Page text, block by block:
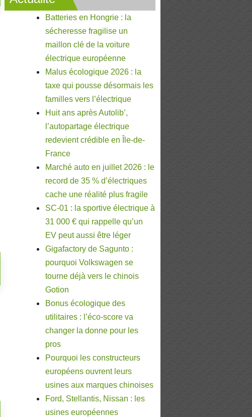
Batteries en Hongrie : la
sécheresse fragilise un
maillon clé de la voiture
électrique européenne
Malus écologique 2026 : la
taxe qui pousse désormais les
familles vers l’électrique
Huit ans après Autolib’,
l’autopartage électrique
redevient crédible en Île-de-
France
Marché auto en juillet 2026 : le
record de 35 % d’électriques
cache une réalité plus fragile
SC-01 : la sportive électrique à
31 000 € qui rappelle qu’un
EV peut aussi être léger
Gigafactory de Sagunto :
pourquoi Volkswagen se
tourne déjà vers le chinois
Gotion
Bonus écologique des
utilitaires : l’éco-score va
changer la donne pour les
pros
Pourquoi les constructeurs
européens ouvrent leurs
usines aux marques chinoises
Ford, Stellantis, Nissan : les
usines européennes